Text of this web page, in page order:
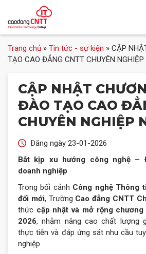
Trang chủ » Tin tức - sự kiện » CẬP
TẠO CAO ĐẲNG CNTT CHUYÊN
CẬP NHẬT
ĐÀO TẠO CAO
CHUYÊN NGHIỆP
Đăng ngày 23-01-2026
Bắt kịp xu hướng công nghệ –
doanh nghiệp
Trong bối cảnh Công nghệ Thông
đổi mới, Trường Cao đẳng CNTT
thức cập nhật và mở rộng
2026, nhằm nâng cao chất lượng
thực tiễn và đáp ứng sát nhu cầu
nghiệp.